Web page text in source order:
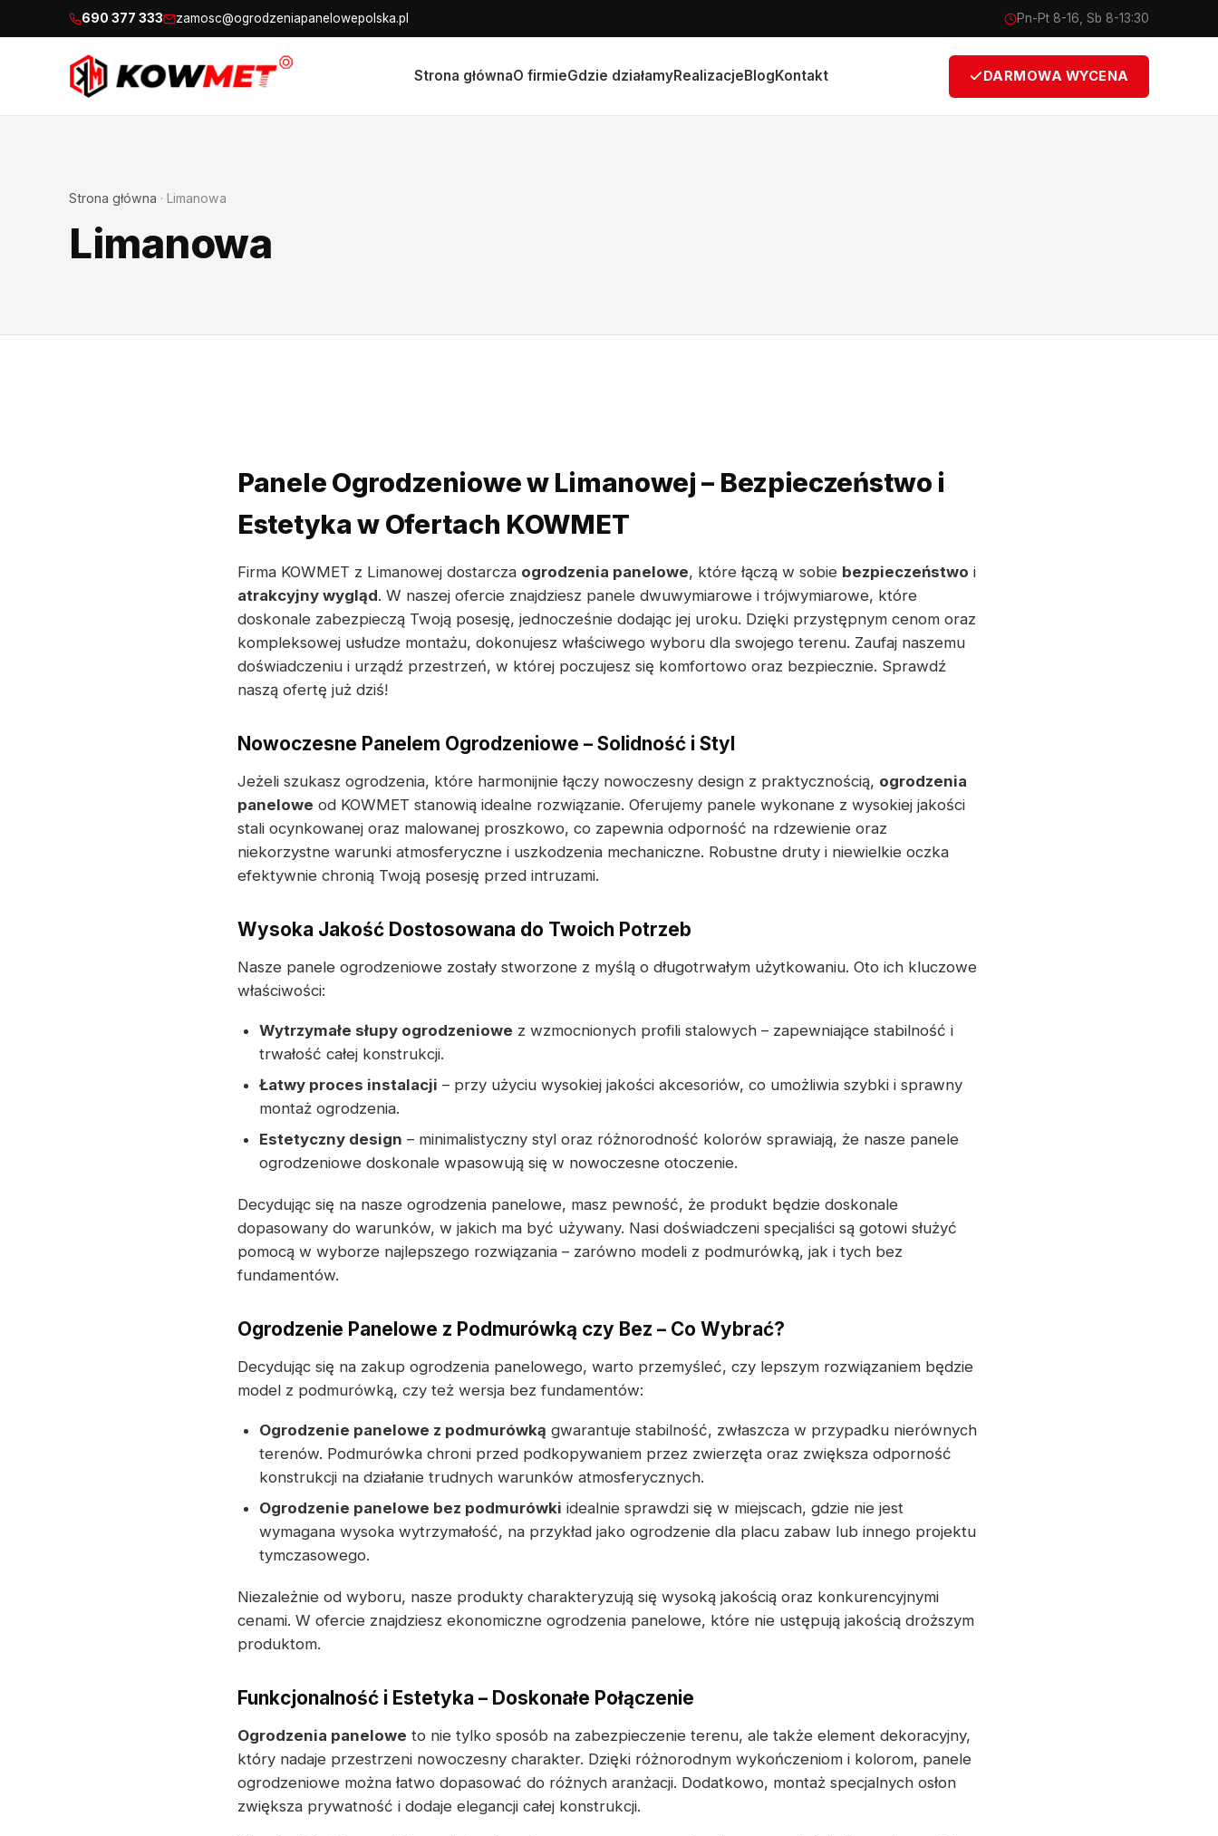
690 377 333 zamosc@ogrodzeniapanelowepolska.pl Pn-Pt 8-16, Sb 8-13:30
Strona głównaO firmieGdzie działamyRealizacjeBlogKontakt DARMOWA WYCENA
Strona główna · Limanowa
Limanowa
Panele Ogrodzeniowe w Limanowej – Bezpieczeństwo i
Estetyka w Ofertach KOWMET
Firma KOWMET z Limanowej dostarcza ogrodzenia panelowe, które łączą w sobie bezpieczeństwo i
atrakcyjny wygląd. W naszej ofercie znajdziesz panele dwuwymiarowe i trójwymiarowe, które
doskonale zabezpieczą Twoją posesję, jednocześnie dodając jej uroku. Dzięki przystępnym cenom oraz
kompleksowej usłudze montażu, dokonujesz właściwego wyboru dla swojego terenu. Zaufaj naszemu
doświadczeniu i urządź przestrzeń, w której poczujesz się komfortowo oraz bezpiecznie. Sprawdź
naszą ofertę już dziś!
Nowoczesne Panelem Ogrodzeniowe – Solidność i Styl
Jeżeli szukasz ogrodzenia, które harmonijnie łączy nowoczesny design z praktycznością, ogrodzenia
panelowe od KOWMET stanowią idealne rozwiązanie. Oferujemy panele wykonane z wysokiej jakości
stali ocynkowanej oraz malowanej proszkowo, co zapewnia odporność na rdzewienie oraz
niekorzystne warunki atmosferyczne i uszkodzenia mechaniczne. Robustne druty i niewielkie oczka
efektywnie chronią Twoją posesję przed intruzami.
Wysoka Jakość Dostosowana do Twoich Potrzeb
Nasze panele ogrodzeniowe zostały stworzone z myślą o długotrwałym użytkowaniu. Oto ich kluczowe
właściwości:
Wytrzymałe słupy ogrodzeniowe z wzmocnionych profili stalowych – zapewniające stabilność i
trwałość całej konstrukcji.
Łatwy proces instalacji – przy użyciu wysokiej jakości akcesoriów, co umożliwia szybki i sprawny
montaż ogrodzenia.
Estetyczny design – minimalistyczny styl oraz różnorodność kolorów sprawiają, że nasze panele
ogrodzeniowe doskonale wpasowują się w nowoczesne otoczenie.
Decydując się na nasze ogrodzenia panelowe, masz pewność, że produkt będzie doskonale
dopasowany do warunków, w jakich ma być używany. Nasi doświadczeni specjaliści są gotowi służyć
pomocą w wyborze najlepszego rozwiązania – zarówno modeli z podmurówką, jak i tych bez
fundamentów.
Ogrodzenie Panelowe z Podmurówką czy Bez – Co Wybrać?
Decydując się na zakup ogrodzenia panelowego, warto przemyśleć, czy lepszym rozwiązaniem będzie
model z podmurówką, czy też wersja bez fundamentów:
Ogrodzenie panelowe z podmurówką gwarantuje stabilność, zwłaszcza w przypadku nierównych
terenów. Podmurówka chroni przed podkopywaniem przez zwierzęta oraz zwiększa odporność
konstrukcji na działanie trudnych warunków atmosferycznych.
Ogrodzenie panelowe bez podmurówki idealnie sprawdzi się w miejscach, gdzie nie jest
wymagana wysoka wytrzymałość, na przykład jako ogrodzenie dla placu zabaw lub innego projektu
tymczasowego.
Niezależnie od wyboru, nasze produkty charakteryzują się wysoką jakością oraz konkurencyjnymi
cenami. W ofercie znajdziesz ekonomiczne ogrodzenia panelowe, które nie ustępują jakością droższym
produktom.
Funkcjonalność i Estetyka – Doskonałe Połączenie
Ogrodzenia panelowe to nie tylko sposób na zabezpieczenie terenu, ale także element dekoracyjny,
który nadaje przestrzeni nowoczesny charakter. Dzięki różnorodnym wykończeniom i kolorom, panele
ogrodzeniowe można łatwo dopasować do różnych aranżacji. Dodatkowo, montaż specjalnych osłon
zwiększa prywatność i dodaje elegancji całej konstrukcji.